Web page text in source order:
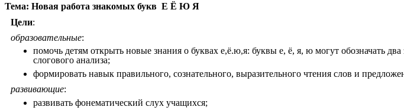
Тема: Новая работа знакомых букв Е Ё Ю Я
Цели:
образовательные:
помочь детям открыть новые знания о буквах е,ё.ю,я: буквы е, ё, я, ю могут обозначать
слогового анализа;
формировать навык правильного, сознательного, выразительного чтения слов и
развивающие:
развивать фонематический слух учащихся;